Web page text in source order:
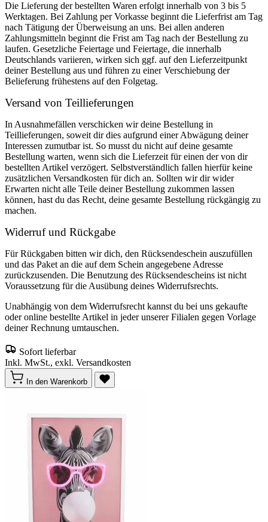
Die Lieferung der bestellten Waren erfolgt innerhalb von 3 bis 5
Werktagen. Bei Zahlung per Vorkasse beginnt die Lieferfrist am Tag
nach Tätigung der Überweisung an uns. Bei allen anderen
Zahlungsmitteln beginnt die Frist am Tag nach der Bestellung zu
laufen. Gesetzliche Feiertage und Feiertage, die innerhalb
Deutschlands variieren, wirken sich ggf. auf den Lieferzeitpunkt
deiner Bestellung aus und führen zu einer Verschiebung der
Belieferung frühestens auf den Folgetag.
Versand von Teillieferungen
In Ausnahmefällen verschicken wir deine Bestellung in
Teillieferungen, soweit dir dies aufgrund einer Abwägung deiner
Interessen zumutbar ist. So musst du nicht auf deine gesamte
Bestellung warten, wenn sich die Lieferzeit für einen der von dir
bestellten Artikel verzögert. Selbstverständlich fallen hierfür keine
zusätzlichen Versandkosten für dich an. Sollten wir dir wider
Erwarten nicht alle Teile deiner Bestellung zukommen lassen
können, hast du das Recht, deine gesamte Bestellung rückgängig zu
machen.
Widerruf und Rückgabe
Für Rückgaben bitten wir dich, den Rücksendeschein auszufüllen
und das Paket an die auf dem Schein angegebene Adresse
zurückzusenden. Die Benutzung des Rücksendescheins ist nicht
Voraussetzung für die Ausübung deines Widerrufsrechts.
Unabhängig von dem Widerrufsrecht kannst du bei uns gekaufte
oder online bestellte Artikel in jeder unserer Filialen gegen Vorlage
deiner Rechnung umtauschen.
Sofort lieferbar
Inkl. MwSt., exkl. Versandkosten
In den Warenkorb